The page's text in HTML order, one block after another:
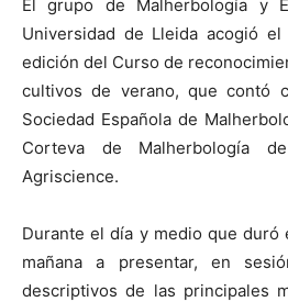
El grupo de Malherbología y
Universidad de Lleida acogió
edición del Curso de
cultivos de verano, que contó
Sociedad Española de
Corteva de Malherbología
Agriscience.
Durante el día y medio que duró
mañana a presentar, en
descriptivos de las principales